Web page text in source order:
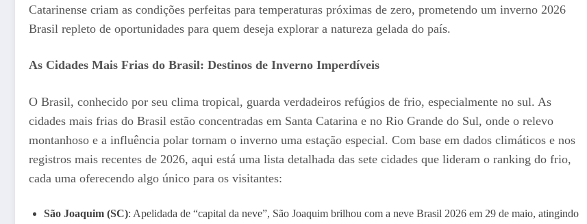
Catarinense criam as condições perfeitas para temperaturas próximas de zero, prometendo um inverno 2026
Brasil repleto de oportunidades para quem deseja explorar a natureza gelada do país.
As Cidades Mais Frias do Brasil: Destinos de Inverno Imperdíveis
O Brasil, conhecido por seu clima tropical, guarda verdadeiros refúgios de frio, especialmente no sul. As
cidades mais frias do Brasil estão concentradas em Santa Catarina e no Rio Grande do Sul, onde o relevo
montanhoso e a influência polar tornam o inverno uma estação especial. Com base em dados climáticos e nos
registros mais recentes de 2026, aqui está uma lista detalhada das sete cidades que lideram o ranking do frio,
cada uma oferecendo algo único para os visitantes:
São Joaquim (SC): Apelidada de “capital da neve”, São Joaquim brilhou com a neve Brasil 2026 em 29 de maio, atingindo